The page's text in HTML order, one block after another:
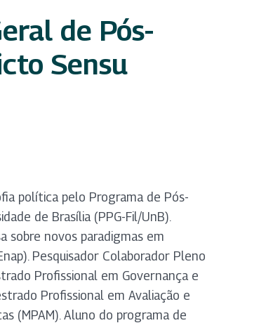
de Pós-
Sensu
política pelo Programa de Pós-
de Brasília (PPG-Fil/UnB).
sobre novos paradigmas em
Pesquisador Colaborador Pleno
Profissional em Governança e
Profissional em Avaliação e
(MPAM). Aluno do programa de